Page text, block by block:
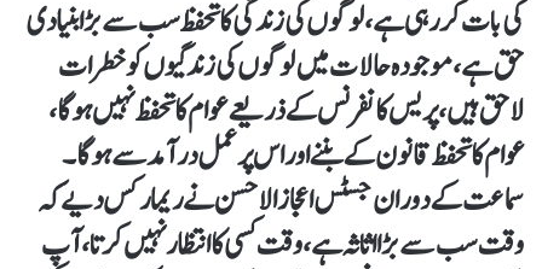
کی بات کر رہی ہے، لوگوں کی زندگی کا تحفظ سب سے بڑا بنیادی
حق ہے، موجودہ حالات میں لوگوں کی زندگیوں کو خطرات
لاحق ہیں، پریس کانفرنس کے ذریعے عوام کا تحفظ نہیں ہوگا،
عوام کا تحفظ قانون کے بننے اور اس پرعمل درآمد سے ہوگا۔
سماعت کے دوران جسٹس اعجاز الاحسن نے ریمارکس دیے کہ
وقت سب سے بڑا اثاثہ ہے، وقت کسی کا انتظار نہیں کرتا، آپ